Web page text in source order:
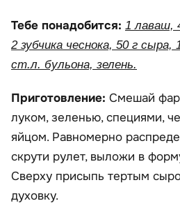
Тебе понадобится: 1 лаваш,
2 зубчика чеснока, 50 г сыра,
ст.л. бульона, зелень.
Приготовление: Смешай
луком, зеленью, специями,
яйцом. Равномерно
скрути рулет, выложи в
Сверху присыпь тертым
духовку.